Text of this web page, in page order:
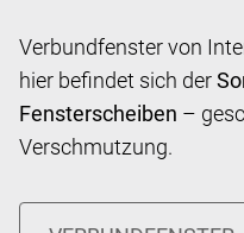
Verbundfenster von
hier befindet sich der
Fensterscheiben –
Verschmutzung.